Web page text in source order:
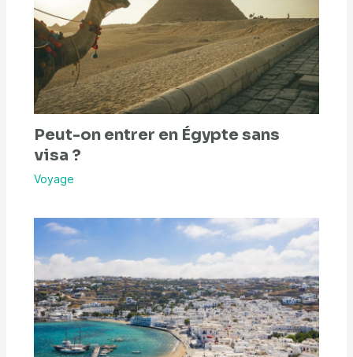
Peut-on entrer en Égypte sans
visa ?
Voyage